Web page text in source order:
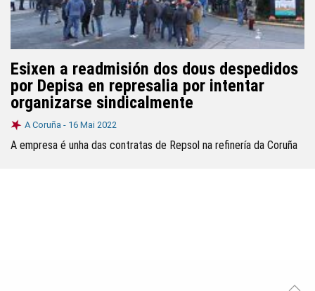
Esixen a readmisión dos dous despedidos
por Depisa en represalia por intentar
organizarse sindicalmente
A Coruña - 16 Mai 2022
A empresa é unha das contratas de Repsol na refinería da Coruña